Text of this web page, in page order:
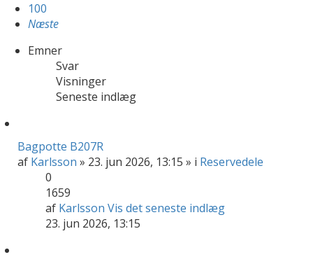
100
Næste
Emner
Svar
Visninger
Seneste indlæg
Bagpotte B207R
af Karlsson » 23. jun 2026, 13:15 » i Reservedele
0
1659
af Karlsson Vis det seneste indlæg
23. jun 2026, 13:15